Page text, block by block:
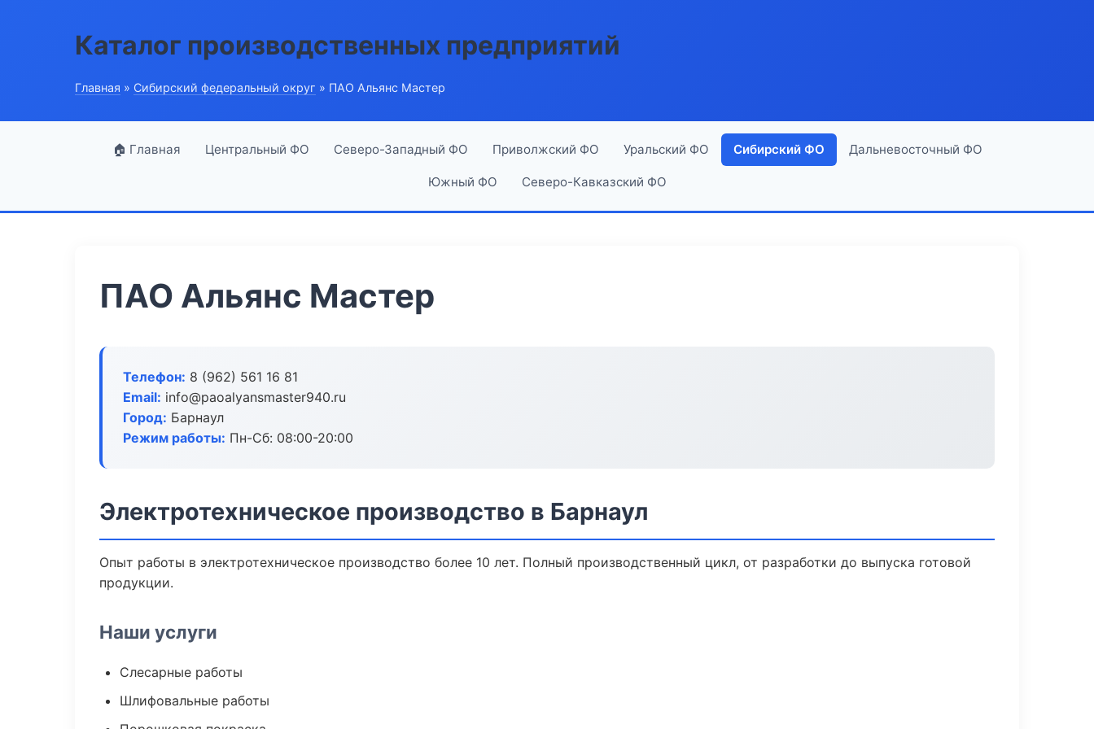
Каталог производственных предприятий
Главная » Сибирский федеральный округ » ПАО Альянс Мастер
🏠 Главная Центральный ФО Северо-Западный ФО Приволжский ФО Уральский ФО Сибирский ФО Дальневосточный ФО
Южный ФО Северо-Кавказский ФО
ПАО Альянс Мастер
Телефон: 8 (962) 561 16 81
Email: info@paoalyansmaster940.ru
Город: Барнаул
Режим работы: Пн-Сб: 08:00-20:00
Электротехническое производство в Барнаул
Опыт работы в электротехническое производство более 10 лет. Полный производственный цикл, от разработки до выпуска готовой
продукции.
Наши услуги
Слесарные работы
Шлифовальные работы